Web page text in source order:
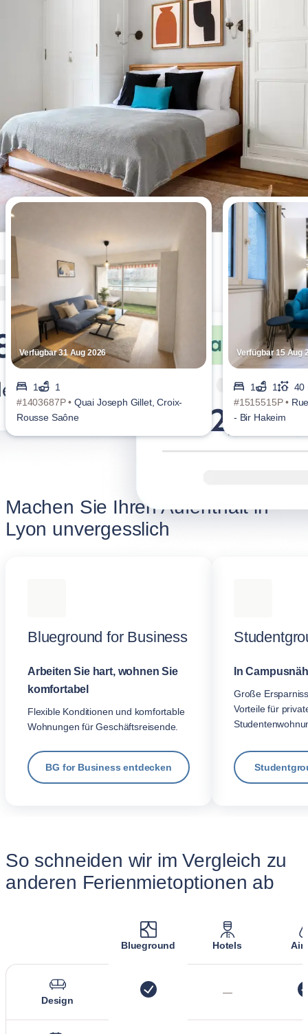
Meistgesehene Wohnungen
dieser Woche
Verfügbar 31 Aug 2026
1
1
#1403687P • Quai Joseph Gillet, Croix-
Rousse Saône
Verfügbar 15 Aug
1 1
40
#1515515P •
- Bir Hakeim
Machen Sie Ihren Aufenthalt in
Lyon unvergesslich
Blueground for Business
Arbeiten Sie hart, wohnen Sie
komfortabel
Flexible Konditionen und komfortable
Wohnungen für Geschäftsreisende.
BG for Business entdecken
In
Große
Vorteile für
So schneiden wir im Vergleich zu
anderen Ferienmietoptionen ab
Blueground Hotels
Design
—